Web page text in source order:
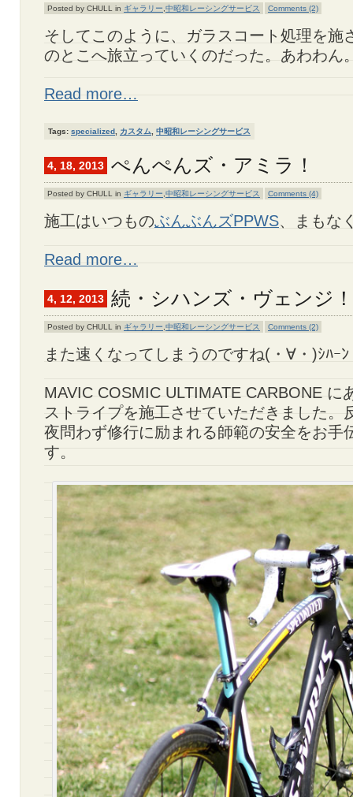
Posted by CHULL in ギャラリー 中昭和レーシングサービス Comments (2)
そしてこのように、ガラスコート処理を施
のとこへ旅立っていくのだった。あわわん
Read more…
Tags: specialized カスタム 中昭和レーシングサービス
4, 18, 2013 ぺんぺんズ・アミラ！
Posted by CHULL in ギャラリー 中昭和レーシングサービス Comments (4)
施工はいつものぶんぶんズPPWS、まもな
Read more…
4, 12, 2013 続・シハンズ・ヴェンジ
Posted by CHULL in ギャラリー 中昭和レーシングサービス Comments (2)
また速くなってしまうのですね(・∀・)ｼﾊｰﾝ
MAVIC COSMIC ULTIMATE CARBONE に
ストライプを施工させていただきました。
夜問わず修行に励まれる師範の安全をお手
す。